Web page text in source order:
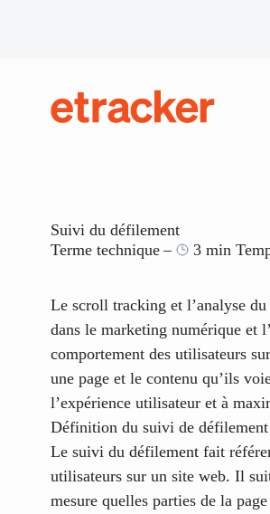
Suivi du défilement
Terme technique
3 min
Le scroll tracking et l’analyse
dans le marketing numérique et
comportement des utilisateurs
une page et le contenu qu’ils
l’expérience utilisateur et à
Définition du suivi de défilement
Le suivi du défilement fait
utilisateurs sur un site web. Il
mesure quelles parties de la